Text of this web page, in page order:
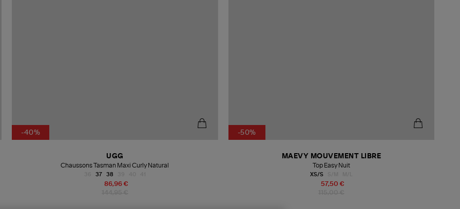
-40%
86,96 €
UGG
Chaussons Tasman Maxi Curly Natural
37 38
-50%
57,50 €
MAEVY MOUVEMENT LIBRE
Top Easy Nuit
XS/S